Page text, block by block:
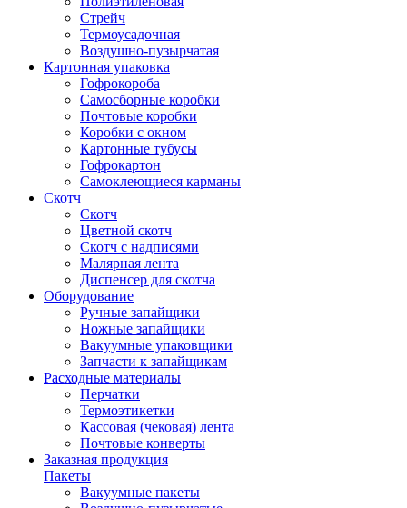
Стрейч
Термоусадочная
Воздушно-пузырчатая
Картонная упаковка
Гофрокороба
Самосборные коробки
Почтовые коробки
Коробки с окном
Картонные тубусы
Гофрокартон
Самоклеющиеся карманы
Скотч
Скотч
Цветной скотч
Скотч с надписями
Малярная лента
Диспенсер для скотча
Оборудование
Ручные запайщики
Ножные запайщики
Вакуумные упаковщики
Запчасти к запайщикам
Расходные материалы
Перчатки
Термоэтикетки
Кассовая (чековая) лента
Почтовые конверты
Заказная продукция
Пакеты
Вакуумные пакеты